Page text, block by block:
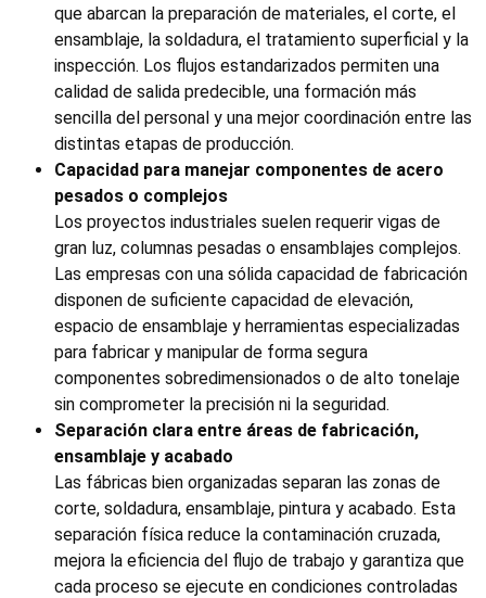
que abarcan la preparación de materiales, el corte, el
ensamblaje, la soldadura, el tratamiento superficial y la
inspección. Los flujos estandarizados permiten una
calidad de salida predecible, una formación más
sencilla del personal y una mejor coordinación entre las
distintas etapas de producción.
Capacidad para manejar componentes de acero
pesados o complejos
Los proyectos industriales suelen requerir vigas de
gran luz, columnas pesadas o ensamblajes complejos.
Las empresas con una sólida capacidad de fabricación
disponen de suficiente capacidad de elevación,
espacio de ensamblaje y herramientas especializadas
para fabricar y manipular de forma segura
componentes sobredimensionados o de alto tonelaje
sin comprometer la precisión ni la seguridad.
Separación clara entre áreas de fabricación,
ensamblaje y acabado
Las fábricas bien organizadas separan las zonas de
corte, soldadura, ensamblaje, pintura y acabado. Esta
separación física reduce la contaminación cruzada,
mejora la eficiencia del flujo de trabajo y garantiza que
cada proceso se ejecute en condiciones controladas